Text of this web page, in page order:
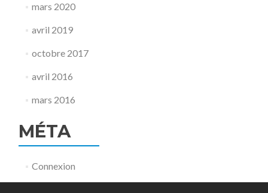
mars 2020
avril 2019
octobre 2017
avril 2016
mars 2016
MÉTA
Connexion